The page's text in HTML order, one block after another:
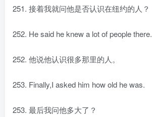
251. 接着我就问他是否认识在纽约的人？
252. He said he knew a lot of people there.
252. 他说他认识很多那里的人。
253. Finally,I asked him how old he was.
253. 最后我问他多大了？